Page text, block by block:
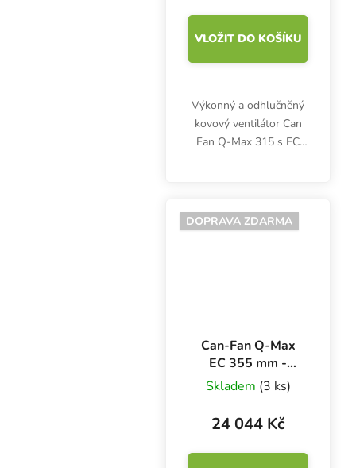
VLOŽIT DO KOŠÍKU
Výkonný a odhlučněný
kovový ventilátor Can
Fan Q-Max 315 s EC
účinnost a životnost,
nízkou spotřebu i
DOPRAVA ZDARMA
Can-Fan Q-Max
EC 355 mm -
3247 m3/h,
kovový ventilátor s
EC motorem
Skladem (3 ks)
24 044 Kč